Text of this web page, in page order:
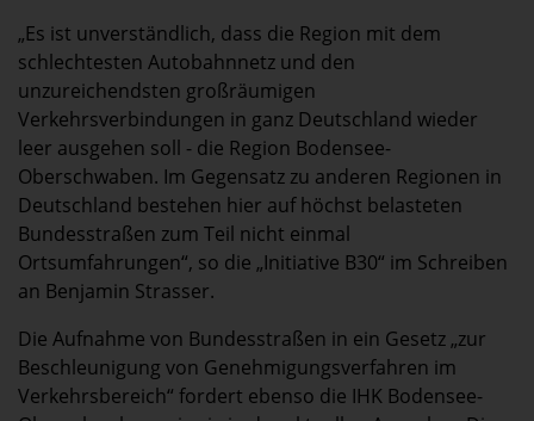
„Es ist unverständlich, dass die Region mit dem
schlechtesten Autobahnnetz und den
unzureichendsten großräumigen
Verkehrsverbindungen in ganz Deutschland wieder
leer ausgehen soll - die Region Bodensee-
Oberschwaben. Im Gegensatz zu anderen Regionen in
Deutschland bestehen hier auf höchst belasteten
Bundesstraßen zum Teil nicht einmal
Ortsumfahrungen“, so die „Initiative B30“ im Schreiben
an Benjamin Strasser.
Die Aufnahme von Bundesstraßen in ein Gesetz „zur
Beschleunigung von Genehmigungsverfahren im
Verkehrsbereich“ fordert ebenso die IHK Bodensee-